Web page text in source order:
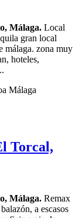
Málaga. Local
gran local
málaga. zona muy
hoteles,
Torcal,
Málaga. Remax
a escasos